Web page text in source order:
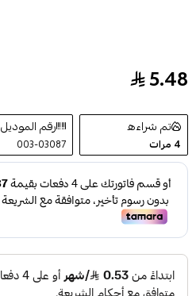
صابون الكبريت من طه 125جرام
5.48
تم شراءه
4 مرات
رقم الموديل
003-03087